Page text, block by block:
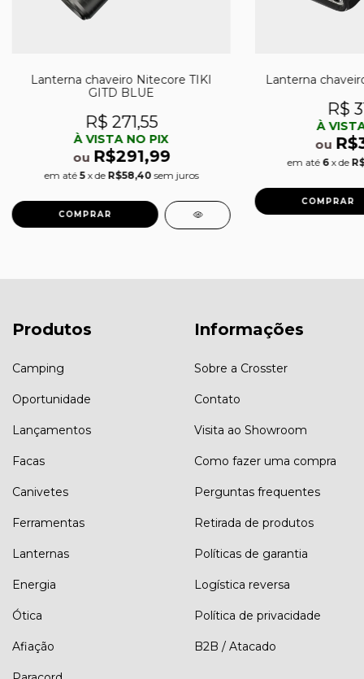
Lanterna chaveiro Nitecore TIKI
GITD BLUE
R$ 271,55
À VISTA NO PIX
ou R$291,99
em até5 x de R$58,40 sem juros
Lanterna
R$
À
ou
em até 6 x de
Produtos
Camping
Oportunidade
Lançamentos
Facas
Canivetes
Ferramentas
Lanternas
Energia
Ótica
Afiação
Informações
Sobre a Crosster
Contato
Visita ao Showroom
Como fazer uma compra
Perguntas frequentes
Retirada de produtos
Políticas de garantia
Logística reversa
Política de privacidade
B2B / Atacado